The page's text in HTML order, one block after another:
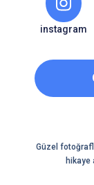
instagram
Güzel
hikaye